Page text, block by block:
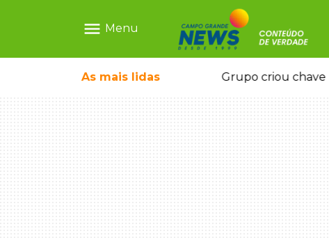
menu Menu
As mais lidas
deixou 4 mortos e 8 feridos Grupo criou